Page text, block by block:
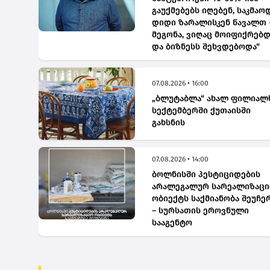
გაუქმებებს იღებენ,
დიდი ზარალისკენ წავალთ
მეგონა, ვიღაც
და ბიზნესს შეხვდებოდა“
07.08.2026 • 16:00
„ბლუტაბლა“ ახალ
სექტემბერში ქუთაისში
გახსნის
07.08.2026 • 14:00
ბოლნისში პესტიციდების
არალეგალურ
ობიექტს საქმიანობა
– სურსათის ეროვნული
სააგენტო